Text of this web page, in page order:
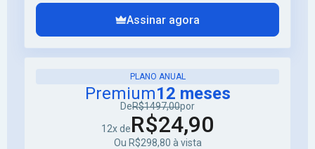
Assinar agora
PLANO ANUAL
Premium12 meses
DeR$1497,00por
12x deR$24,90
Ou R$298,80 à vista